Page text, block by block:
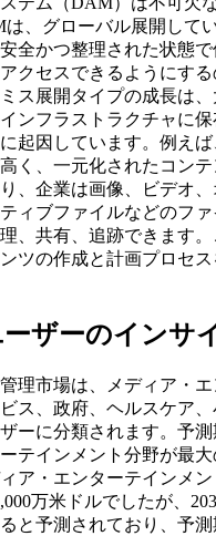
は、グローバル展開して
全かつ整理された状態
クセスできるようにす
ス展開タイプの成長は
ンフラストラクチャに
起因しています。例え
く、一元化されたコン
、企業は画像、ビデオ
ィブファイルなどのフ
、共有、追跡できます
ツの作成と計画プロセ
ザーのインサ
理市場は、メディア・
ス、政府、ヘルスケア
ーに分類されます。予
テインメント分野が最
ア・エンターテインメ
万米ドルでしたが、
と予測されており、予